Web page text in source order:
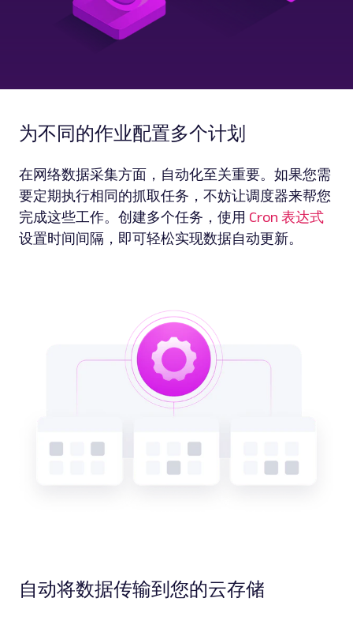
为不同的作业配置多个计划
在网络数据采集方面，自动化至关重要。如果您需
要定期执行相同的抓取任务，不妨让调度器来帮您
完成这些工作。创建多个任务，使用 Cron 表达式
设置时间间隔，即可轻松实现数据自动更新。
自动将数据传输到您的云存储